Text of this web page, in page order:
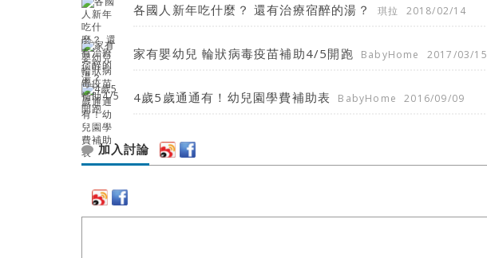
各國人新年吃什麼？ 還有治療宿醉的湯？ 琪拉 2018/02/14
家有嬰幼兒 輪狀病毒疫苗補助4/5開跑 BabyHome 2017/03/15
4歲5歲通通有！幼兒園學費補助表 BabyHome 2016/09/09
加入討論